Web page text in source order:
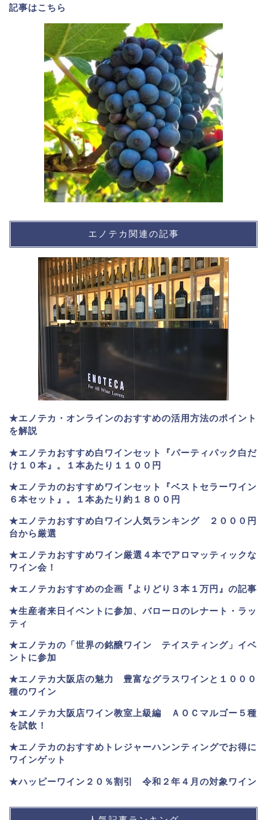
記事はこちら
エノテカ関連の記事
★エノテカ・オンラインのおすすめの活用方法のポイント
を解説
★エノテカおすすめ白ワインセット『パーティパック白だ
け１０本』。１本あたり１１００円
★エノテカのおすすめワインセット『ベストセラーワイン
６本セット』。
１本あたり約１８００円
★エノテカおすすめ白ワイン人気ランキング ２０００円
台から厳選
★エノテカおすすめワイン厳選４本でアロマッティックな
ワイン会！
★エノテカおすすめの企画『よりどり３本１万円』の記事
★生産者来日イベントに参加、バローロのレナート・ラッ
ティ
★エノテカの「世界の銘醸ワイン テイスティング」イベ
ントに参加
★エノテカ大阪店の魅力 豊富なグラスワインと１０００
種のワイン
★エノテカ大阪店ワイン教室上級編 ＡＯＣマルゴー５種
を試飲！
★エノテカのおすすめトレジャーハンンティングでお得に
ワインゲット
★ハッピーワイン２０％割引 令和２年４月の対象ワイン